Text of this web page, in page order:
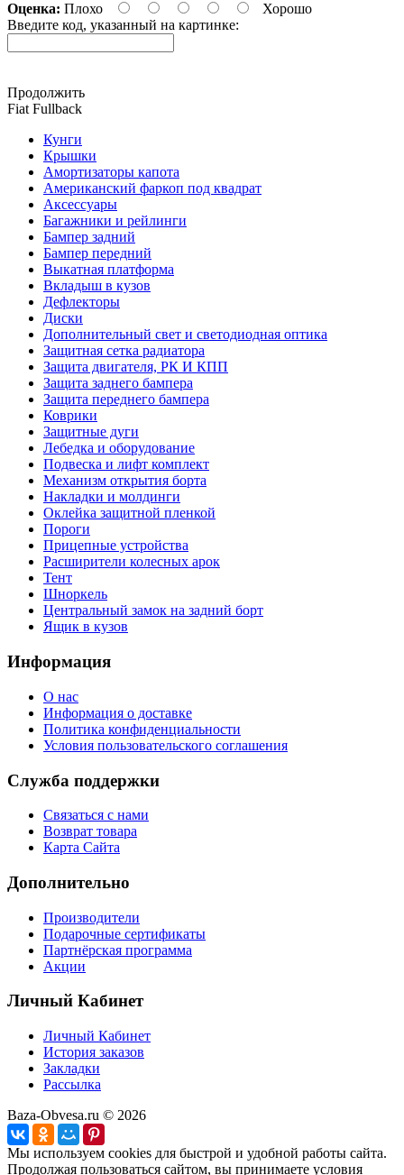
Оценка: Плохо
Хорошо
Введите код, указанный на картинке:
Продолжить
Fiat Fullback
Кунги
Крышки
Амортизаторы капота
Американский фаркоп под квадрат
Аксессуары
Багажники и рейлинги
Бампер задний
Бампер передний
Выкатная платформа
Вкладыш в кузов
Дефлекторы
Диски
Дополнительный свет и светодиодная оптика
Защитная сетка радиатора
Защита двигателя, РК И КПП
Защита заднего бампера
Защита переднего бампера
Коврики
Защитные дуги
Лебедка и оборудование
Подвеска и лифт комплект
Механизм открытия борта
Накладки и молдинги
Оклейка защитной пленкой
Пороги
Прицепные устройства
Расширители колесных арок
Тент
Шноркель
Центральный замок на задний борт
Ящик в кузов
Информация
О нас
Информация о доставке
Политика конфиденциальности
Условия пользовательского соглашения
Служба поддержки
Связаться с нами
Возврат товара
Карта Сайта
Дополнительно
Производители
Подарочные сертификаты
Партнёрская программа
Акции
Личный Кабинет
Личный Кабинет
История заказов
Закладки
Рассылка
Baza-Obvesa.ru © 2026
Мы используем cookies для быстрой и удобной работы сайта.
Продолжая пользоваться сайтом, вы принимаете условия